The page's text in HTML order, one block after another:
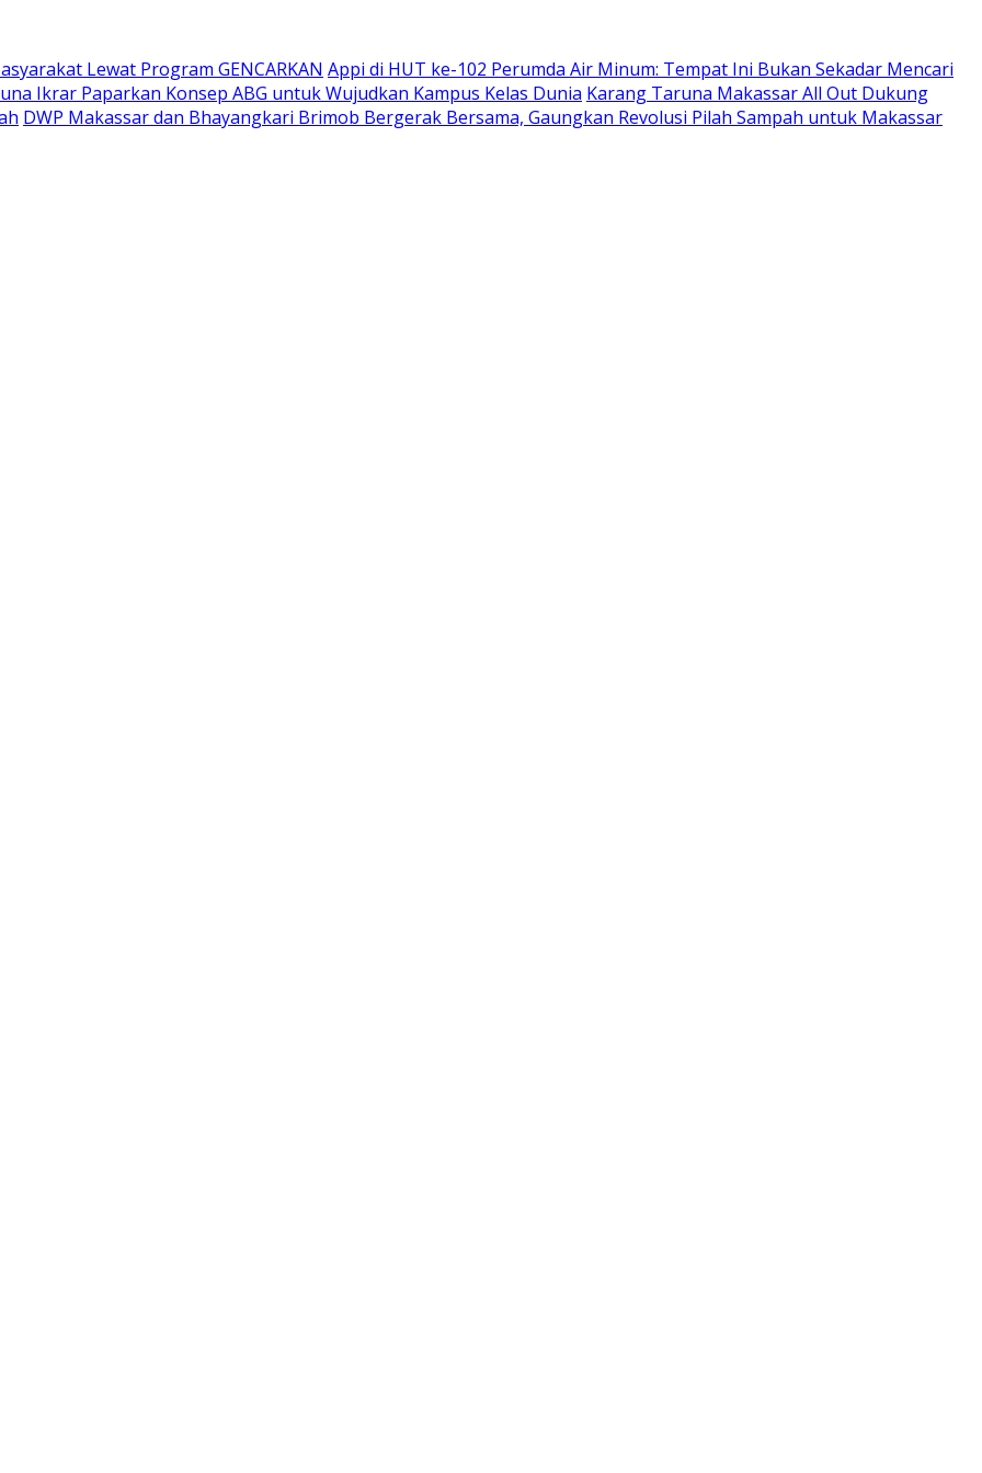
Lewat Program GENCARKAN Appi di HUT ke-102 Perumda Air Minum: Tempat Ini Bukan Sekadar Mencari
Ikrar Paparkan Konsep ABG untuk Wujudkan Kampus Kelas Dunia Karang Taruna Makassar All Out Dukung
DWP Makassar dan Bhayangkari Brimob Bergerak Bersama, Gaungkan Revolusi Pilah Sampah untuk Makassar